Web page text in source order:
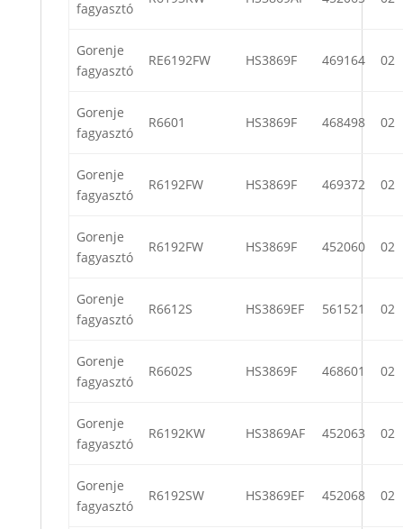
fagyasztó
Gorenje
fagyasztó
RE6192FW HS3869F 469164 02
Gorenje
fagyasztó
R6601 HS3869F 468498 02
Gorenje
fagyasztó
R6192FW HS3869F 469372 02
Gorenje
fagyasztó
R6192FW HS3869F 452060 02
Gorenje
fagyasztó
R6612S HS3869EF 561521 02
Gorenje
fagyasztó
R6602S HS3869F 468601 02
Gorenje
fagyasztó
R6192KW HS3869AF 452063 02
Gorenje
fagyasztó
R6192SW HS3869EF 452068 02